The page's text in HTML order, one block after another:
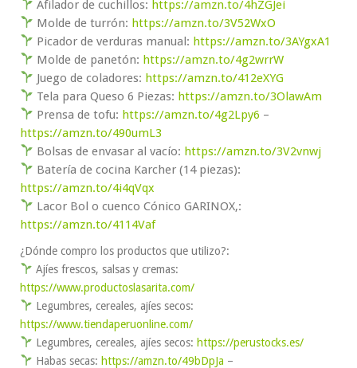
Afilador de cuchillos: https://amzn.to/4hZGJei
Molde de turrón: https://amzn.to/3V52WxO
Picador de verduras manual: https://amzn.to/3AYgxA1
Molde de panetón: https://amzn.to/4g2wrrW
Juego de coladores: https://amzn.to/412eXYG
Tela para Queso 6 Piezas: https://amzn.to/3OlawAm
Prensa de tofu: https://amzn.to/4g2Lpy6 –
https://amzn.to/490umL3
Bolsas de envasar al vacío: https://amzn.to/3V2vnwj
Batería de cocina Karcher (14 piezas):
https://amzn.to/4i4qVqx
Lacor Bol o cuenco Cónico GARINOX,:
https://amzn.to/4114Vaf
¿Dónde compro los productos que utilizo?:
Ajíes frescos, salsas y cremas:
https://www.productoslasarita.com/
Legumbres, cereales, ajíes secos:
https://www.tiendaperuonline.com/
Legumbres, cereales, ajíes secos: https://perustocks.es/
Habas secas: https://amzn.to/49bDpJa –